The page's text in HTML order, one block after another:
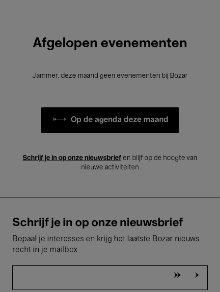
Afgelopen evenementen
Jammer, deze maand geen evenementen bij Bozar
Op de agenda deze maand
Schrijf je in op onze nieuwsbrief en blijf op de hoogte van
nieuwe activiteiten
Schrijf je in op onze nieuwsbrief
Bepaal je interesses en krijg het laatste Bozar nieuws
recht in je mailbox